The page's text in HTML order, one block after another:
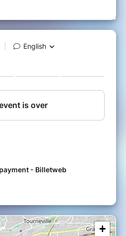
in situ d’espèces
particulièrement
sentinelle possède une
d'un
des Universités en
à l'Université Le
directeur de l'Unité de
Frédéric Gilletta,
Caging.
+